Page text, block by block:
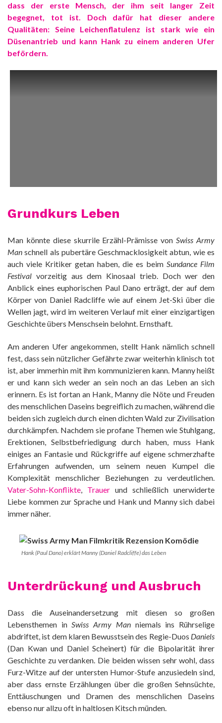
dass der erste Mensch, der ihm seit langer Zeit
begegnet, tot ist. Doch dafür hat dieser andere
Qualitäten: Seine Leichenflatulenz ist stark wie ein
Düsenantrieb und kann Hank zu einem anderen Ufer
befördern.
Grundkurs Leben
Man könnte diese skurrile Erzähl-Prämisse vonSwiss Army
Man schnell als pubertäre Geschmacklosigkeit abtun, wie es
auch viele Kritiker getan haben, die es beim Sundance Film
Festival vorzeitig aus dem Kinosaal trieb. Doch wer den
Anblick eines euphorischen Paul Dano erträgt, der auf dem
Körper von Daniel Radcliffe wie auf einem Jet-Ski über die
Wellen jagt, wird im weiteren Verlauf mit einer einzigartigen
Geschichte übers Menschsein belohnt. Ernsthaft.
Am anderen Ufer angekommen, stellt Hank nämlich schnell
fest, dass sein nützlicher Gefährte zwar weiterhin klinisch tot
ist, aber immerhin mit ihm kommunizieren kann. Manny heißt
er und kann sich weder an sein noch an das Leben an sich
erinnern. Es ist fortan an Hank, Manny die Nöte und Freuden
des menschlichen Daseins begreiflich zu machen, während die
beiden sich zugleich durch einen dichten Wald zur Zivilisation
durchkämpfen. Nachdem sie profane Themen wie Stuhlgang,
Erektionen, Selbstbefriedigung durch haben, muss Hank
einiges an Fantasie und Rückgriffe auf eigene schmerzhafte
Erfahrungen aufwenden, um seinem neuen Kumpel die
Komplexität menschlicher Beziehungen zu verdeutlichen.
Vater-Sohn-Konflikte, Trauer und schließlich unerwiderte
Liebe kommen zur Sprache und Hank und Manny sich dabei
immer näher.
Hank (Paul Dano) erklärt Manny (Daniel Radcliffe) das Leben
Unterdrückung und Ausbruch
Dass die Auseinandersetzung mit diesen so großen
Lebensthemen in Swiss Army Manniemals ins Rührselige
abdriftet, ist dem klaren Bewusstsein des Regie-Duos Daniels
(Dan Kwan und Daniel Scheinert) für die Bipolarität ihrer
Geschichte zu verdanken. Die beiden wissen sehr wohl, dass
Furz-Witze auf der untersten Humor-Stufe anzusiedeln sind,
aber dass ernste Erzählungen über die großen Sehnsüchte,
Enttäuschungen und Dramen des menschlichen Daseins
ebenso nur allzu oft in haltlosen Kitsch münden.